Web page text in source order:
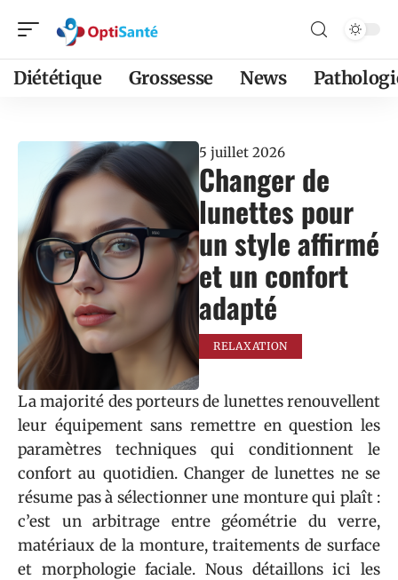
Diététique Grossesse News
5 juillet 2026
Changer de
lunettes pour
un style affirmé
et un confort
adapté
RELAXATION
La majorité des porteurs de lunettes renouvellent
leur équipement sans remettre en question les
paramètres techniques qui conditionnent le
confort au quotidien. Changer de lunettes ne se
résume pas à sélectionner une monture qui plaît :
c’est un arbitrage entre géométrie du verre,
matériaux de la monture, traitements de surface
et morphologie faciale. Nous détaillons ici les